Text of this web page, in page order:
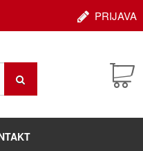
PRIJAVA